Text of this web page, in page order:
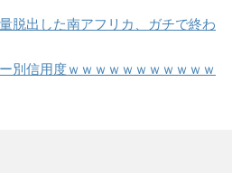
脱出した南アフリカ、ガチで終わ
別信用度ｗｗｗｗｗｗｗｗｗｗｗ